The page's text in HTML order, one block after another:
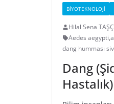
BIYOTEKNOLOJI
Hilal Sena
Aedes aegypti,
dang humması
Dang